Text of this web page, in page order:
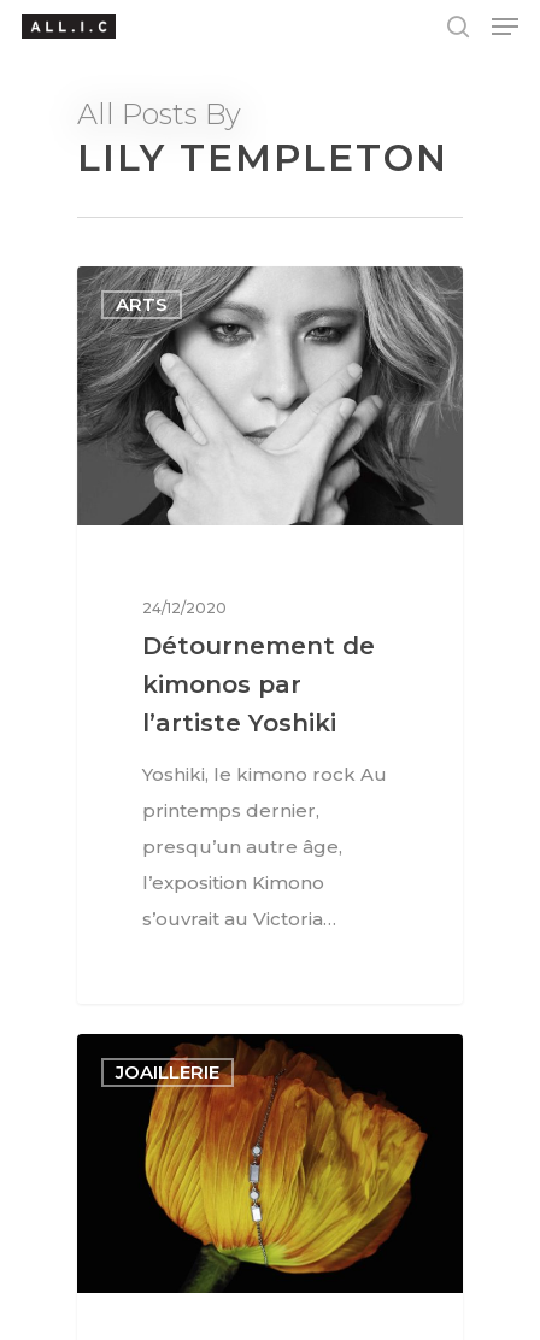
Hit enter to search or ESC to close
All Posts By
LILY TEMPLETON
ARTS
24/12/2020
Détournement de
kimonos par
l’artiste Yoshiki
Yoshiki, le kimono rock Au
printemps dernier,
presqu’un autre âge,
l’exposition Kimono
s’ouvrait au Victoria…
JOAILLERIE